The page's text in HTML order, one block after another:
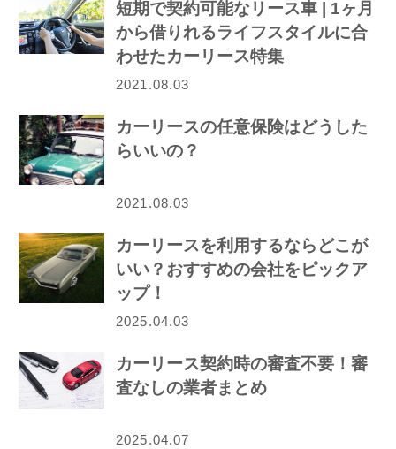
短期で契約可能なリース車 | 1ヶ月
から借りれるライフスタイルに合
わせたカーリース特集
2021.08.03
カーリースの任意保険はどうした
らいいの？
2021.08.03
カーリースを利用するならどこが
いい？おすすめの会社をピックア
ップ！
2025.04.03
カーリース契約時の審査不要！審
査なしの業者まとめ
2025.04.07